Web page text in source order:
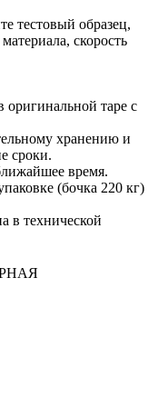
тестовый образец,
скорость
оригинальной таре с
хранению и
сроки.
время.
(бочка 220 кг)
в технической